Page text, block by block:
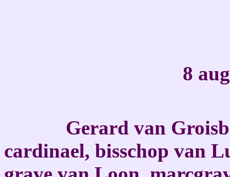
8
Gerard van
cardinael, bisschop van